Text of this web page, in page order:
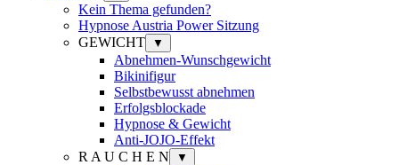
Kein Thema gefunden?
Hypnose Austria Power Sitzung
GEWICHT
▼
Abnehmen-Wunschgewicht
Bikinifigur
Selbstbewusst abnehmen
Erfolgsblockade
Hypnose & Gewicht
Anti-JOJO-Effekt
R A U C H E N
▼